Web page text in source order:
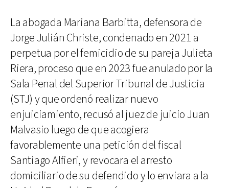
La abogada Mariana Barbitta, defensora de
Jorge Julián Christe, condenado en 2021 a
perpetua por el femicidio de su pareja Julieta
Riera, proceso que en 2023 fue anulado por la
Sala Penal del Superior Tribunal de Justicia
(STJ) y que ordenó realizar nuevo
enjuiciamiento, recusó al juez de juicio Juan
Malvasio luego de que acogiera
favorablemente una petición del fiscal
Santiago Alfieri, y revocara el arresto
domiciliario de su defendido y lo enviara a la